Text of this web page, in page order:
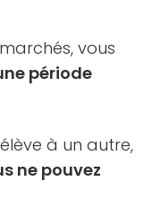
vous
période
à un autre,
ne pouvez